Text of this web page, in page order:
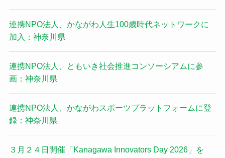
連携NPO法人、かながわ人生100歳時代ネットワークに
加入：神奈川県
連携NPO法人、ともいき社会推進コンソーシアムに参
画：神奈川県
連携NPO法人、かながわスポーツプラットフォームに登
録：神奈川県
３月２４日開催「Kanagawa Innovators Day 2026」を